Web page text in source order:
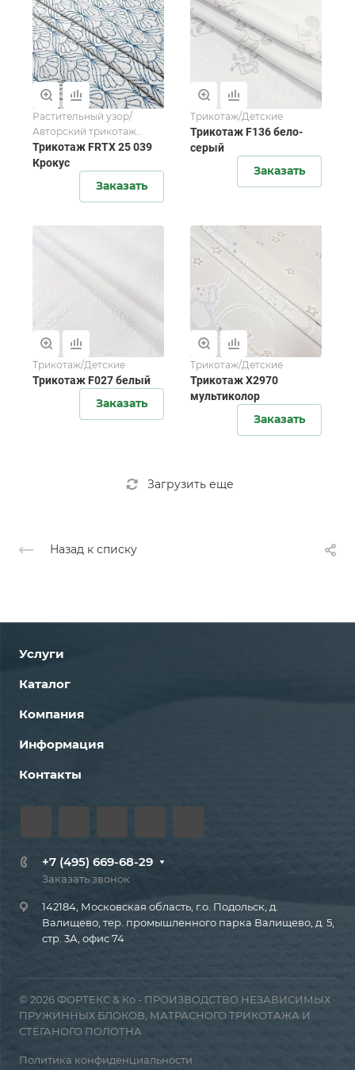
Растительный узор/
Авторский трикотаж
FORTEX-2025
Трикотаж FRTX 25 039
Крокус
Заказать
Трикотаж/Детские
Трикотаж F136 бело-
серый
Заказать
Трикотаж/Детские
Трикотаж F027 белый
Заказать
Трикотаж/Детские
Трикотаж X2970
мультиколор
Заказать
Загрузить еще
Назад к списку
Услуги
Каталог
Компания
Информация
Контакты
+7 (495) 669-68-29
Заказать звонок
142184, Московская область, г.о. Подольск, д.
Валищево, тер. промышленного парка Валищево, д. 5,
стр. 3А, офис 74
© 2026 ФОРТЕКС & Ко - ПРОИЗВОДСТВО НЕЗАВИСИМЫХ
ПРУЖИННЫХ БЛОКОВ, МАТРАСНОГО ТРИКОТАЖА И
СТЁГАНОГО ПОЛОТНА
Политика конфиденциальности